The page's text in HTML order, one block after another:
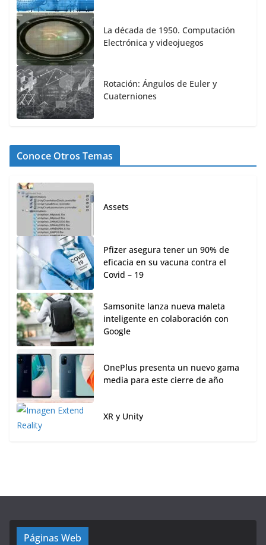
La década de 1950. Computación
Electrónica y videojuegos
Rotación: Ángulos de Euler y
Cuaterniones
Conoce Otros Temas
Assets
Pfizer asegura tener un 90% de
eficacia en su vacuna contra el
Covid – 19
Samsonite lanza nueva maleta
inteligente en colaboración con
Google
OnePlus presenta un nuevo gama
media para este cierre de año
XR y Unity
Páginas Web